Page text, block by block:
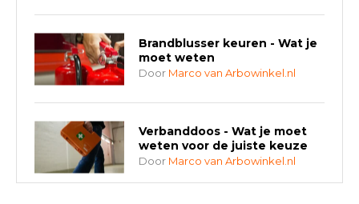
Brandblusser keuren - Wat je
moet weten
Door Marco van Arbowinkel.nl
Verbanddoos - Wat je moet
weten voor de juiste keuze
Door Marco van Arbowinkel.nl